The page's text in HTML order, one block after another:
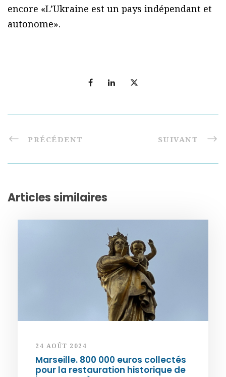
encore «L’Ukraine est un pays indépendant et
autonome».
PRÉCÉDENT SUIVANT
Articles similaires
24 AOÛT 2024
Marseille. 800 000 euros collectés
pour la restauration historique de